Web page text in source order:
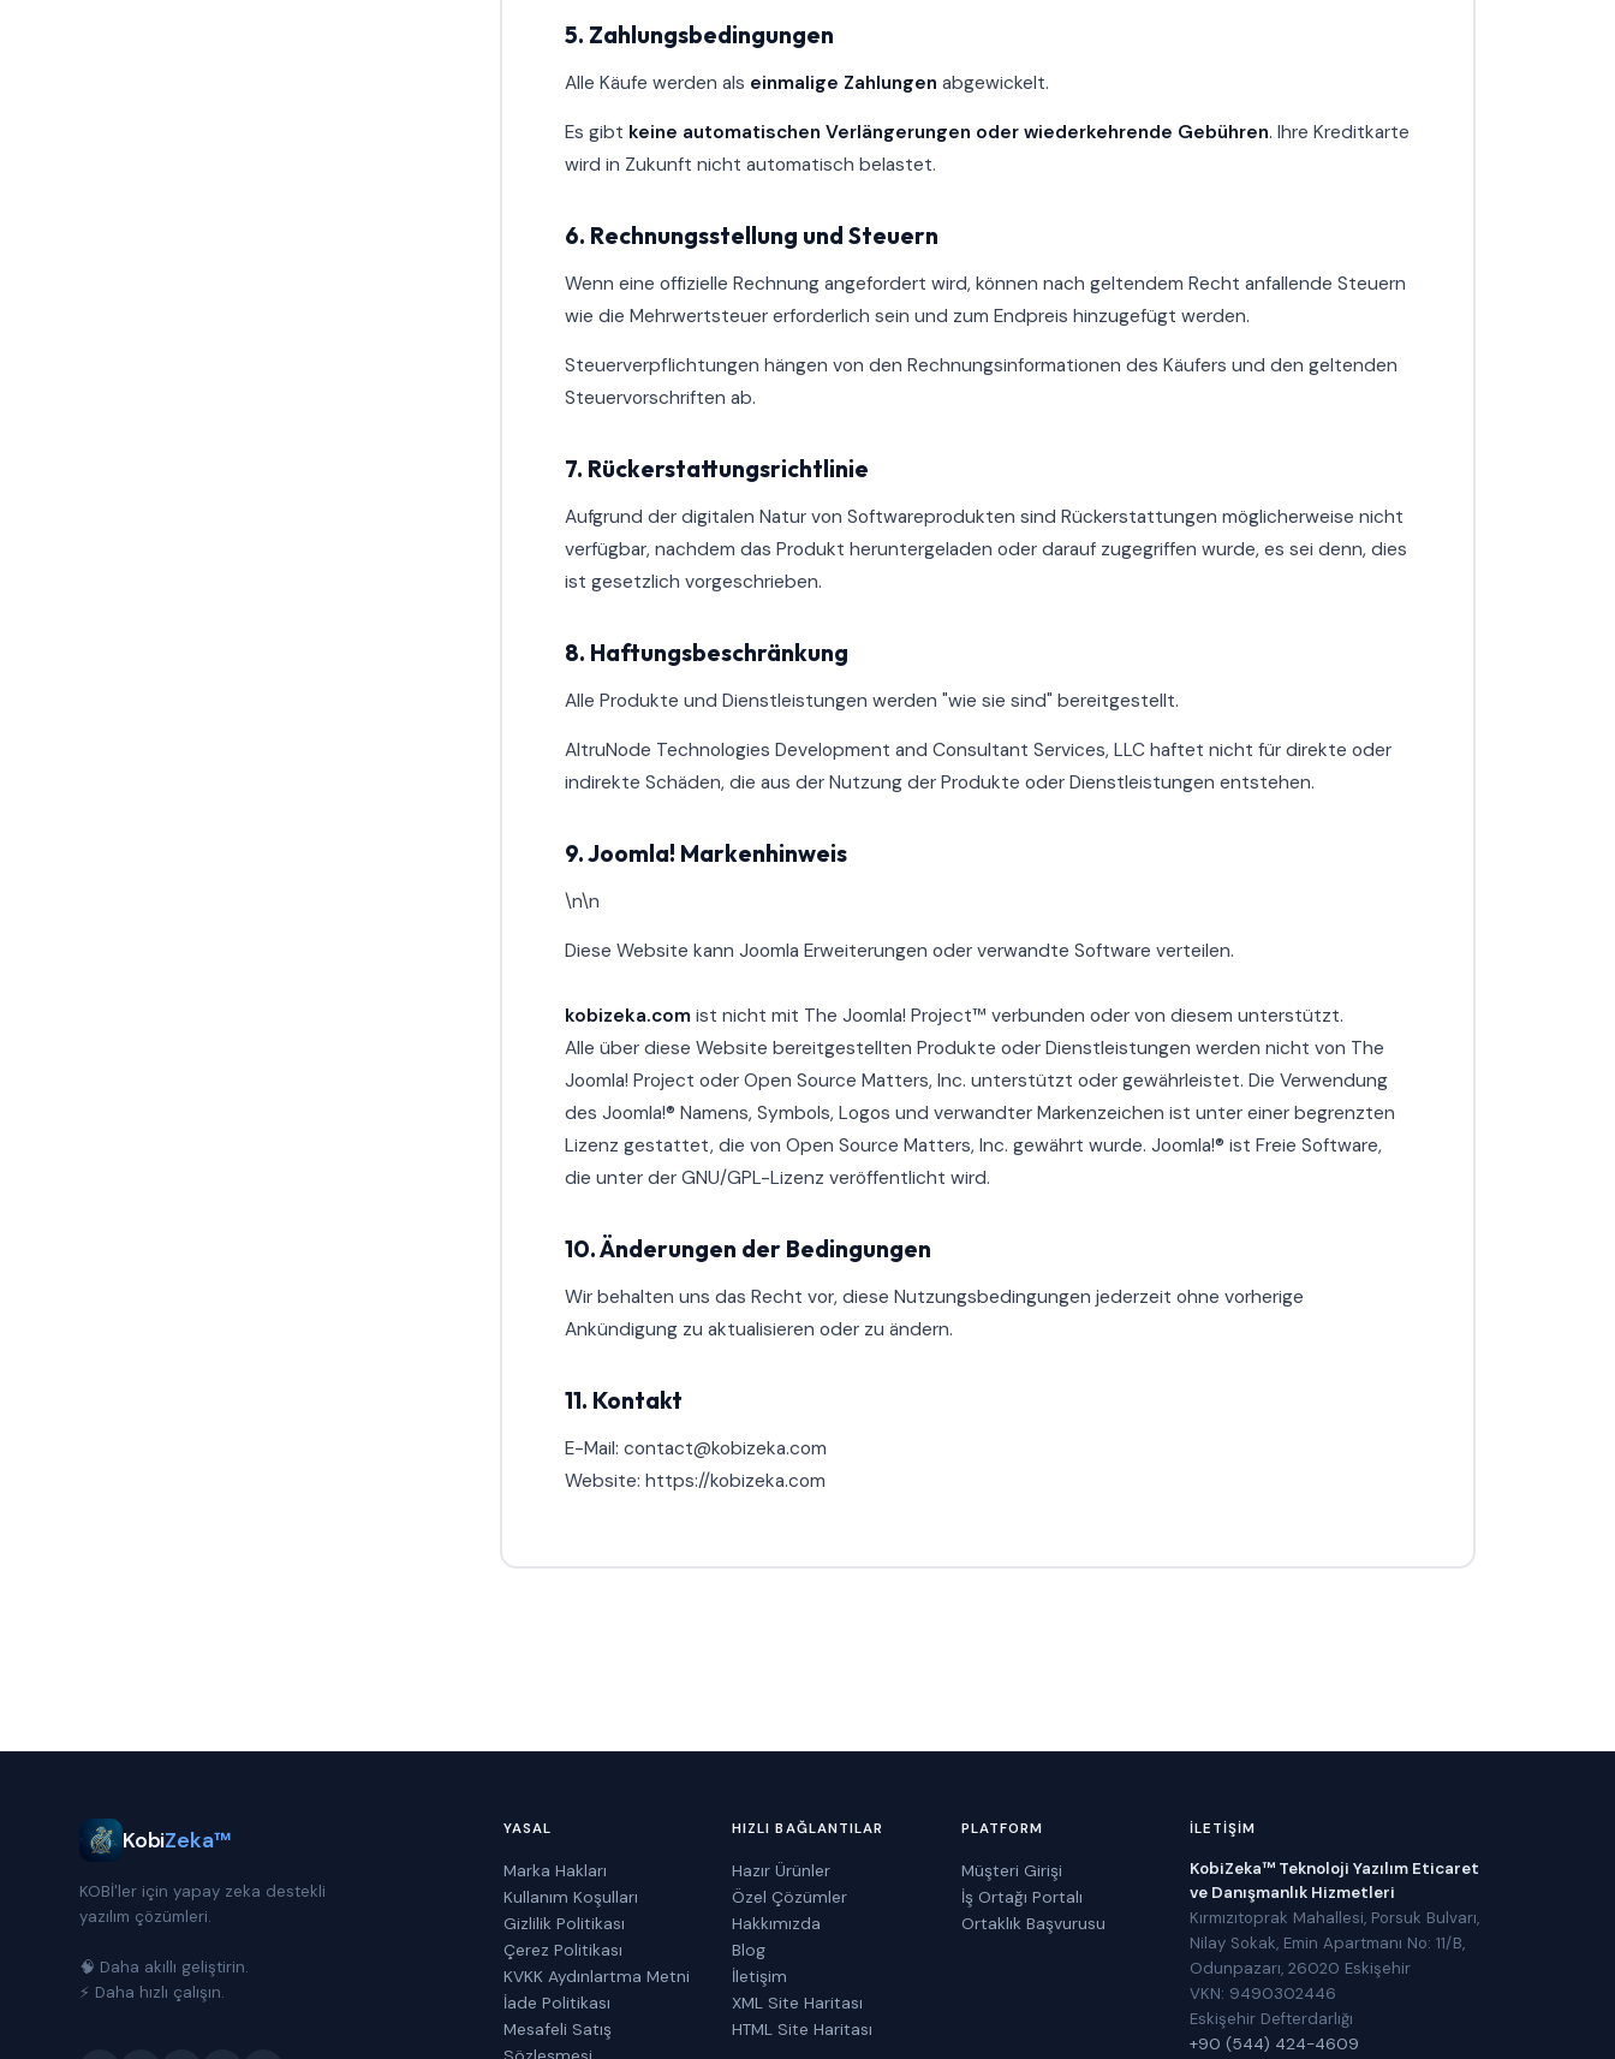
5. Zahlungsbedingungen
Alle Käufe werden als einmalige Zahlungen abgewickelt.
Es gibt keine automatischen Verlängerungen oder wiederkehrende Gebühren. Ihre Kreditkarte
wird in Zukunft nicht automatisch belastet.
6. Rechnungsstellung und Steuern
Wenn eine offizielle Rechnung angefordert wird, können nach geltendem Recht anfallende Steuern
wie die Mehrwertsteuer erforderlich sein und zum Endpreis hinzugefügt werden.
Steuerverpflichtungen hängen von den Rechnungsinformationen des Käufers und den geltenden
Steuervorschriften ab.
7. Rückerstattungsrichtlinie
Aufgrund der digitalen Natur von Softwareprodukten sind Rückerstattungen möglicherweise nicht
verfügbar, nachdem das Produkt heruntergeladen oder darauf zugegriffen wurde, es sei denn, dies
ist gesetzlich vorgeschrieben.
8. Haftungsbeschränkung
Alle Produkte und Dienstleistungen werden "wie sie sind" bereitgestellt.
AltruNode Technologies Development and Consultant Services, LLC haftet nicht für direkte oder
indirekte Schäden, die aus der Nutzung der Produkte oder Dienstleistungen entstehen.
9. Joomla! Markenhinweis
\n\n
Diese Website kann Joomla Erweiterungen oder verwandte Software verteilen.
kobizeka.comist nicht mit The Joomla! Project™ verbunden oder von diesem unterstützt.
Alle über diese Website bereitgestellten Produkte oder Dienstleistungen werden nicht von The
Joomla! Project oder Open Source Matters, Inc. unterstützt oder gewährleistet. Die Verwendung
des Joomla!® Namens, Symbols, Logos und verwandter Markenzeichen ist unter einer begrenzten
Lizenz gestattet, die von Open Source Matters, Inc. gewährt wurde. Joomla!® ist Freie Software,
die unter der GNU/GPL-Lizenz veröffentlicht wird.
10. Änderungen der Bedingungen
Wir behalten uns das Recht vor, diese Nutzungsbedingungen jederzeit ohne vorherige
Ankündigung zu aktualisieren oder zu ändern.
11. Kontakt
E-Mail: contact@kobizeka.com
Website: https://kobizeka.com
KobiZeka™
KOBİ'ler için yapay zeka destekli
yazılım çözümleri.
🧠 Daha akıllı geliştirin.
⚡ Daha hızlı çalışın.
YASAL
Marka Hakları
Kullanım Koşulları
Gizlilik Politikası
Çerez Politikası
KVKK Aydınlartma Metni
İade Politikası
Mesafeli Satış
HIZLI BAĞLANTILAR
Hazır Ürünler
Özel Çözümler
Hakkımızda
Blog
İletişim
XML Site Haritası
HTML Site Haritası
PLATFORM
Müşteri Girişi
İş Ortağı Portalı
Ortaklık Başvurusu
İLETIŞIM
KobiZeka™ Teknoloji Yazılım Eticaret
ve Danışmanlık Hizmetleri
Kırmızıtoprak Mahallesi, Porsuk Bulvarı,
Nilay Sokak, Emin Apartmanı No: 11/B,
Odunpazarı, 26020 Eskişehir
VKN: 9490302446
Eskişehir Defterdarlığı
+90 (544) 424-4609